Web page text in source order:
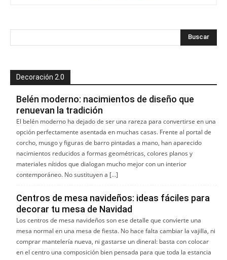
Decoración 2.0
Belén moderno: nacimientos de diseño que
renuevan la tradición
El belén moderno ha dejado de ser una rareza para convertirse en una
opción perfectamente asentada en muchas casas. Frente al portal de
corcho, musgo y figuras de barro pintadas a mano, han aparecido
nacimientos reducidos a formas geométricas, colores planos y
materiales nítidos que dialogan mucho mejor con un interior
contemporáneo. No sustituyen a […]
Centros de mesa navideños: ideas fáciles para
decorar tu mesa de Navidad
Los centros de mesa navideños son ese detalle que convierte una
mesa normal en una mesa de fiesta. No hace falta cambiar la vajilla, ni
comprar mantelería nueva, ni gastarse un dineral: basta con colocar
en el centro una composición bien pensada para que toda la estancia